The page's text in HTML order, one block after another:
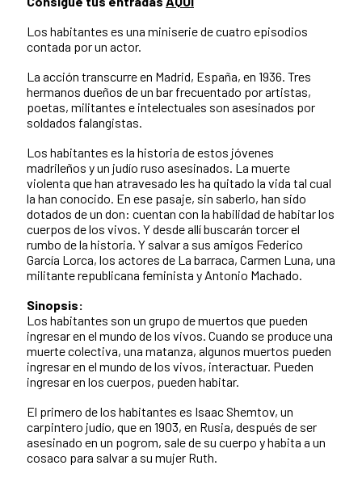
Los habitantes es una miniserie de cuatro episodios
contada por un actor.
La acción transcurre en Madrid, España, en 1936. Tres
hermanos dueños de un bar frecuentado por artistas,
poetas, militantes e intelectuales son asesinados por
soldados falangistas.
Los habitantes es la historia de estos jóvenes
madrileños y un judío ruso asesinados. La muerte
violenta que han atravesado les ha quitado la vida tal cual
la han conocido. En ese pasaje, sin saberlo, han sido
dotados de un don: cuentan con la habilidad de habitar los
cuerpos de los vivos. Y desde allí buscarán torcer el
rumbo de la historia. Y salvar a sus amigos Federico
García Lorca, los actores de La barraca, Carmen Luna, una
militante republicana feminista y Antonio Machado.
Sinopsis:
Los habitantes son un grupo de muertos que pueden
ingresar en el mundo de los vivos. Cuando se produce una
muerte colectiva, una matanza, algunos muertos pueden
ingresar en el mundo de los vivos, interactuar. Pueden
ingresar en los cuerpos, pueden habitar.
El primero de los habitantes es Isaac Shemtov, un
carpintero judío, que en 1903, en Rusia, después de ser
asesinado en un pogrom, sale de su cuerpo y habita a un
cosaco para salvar a su mujer Ruth.